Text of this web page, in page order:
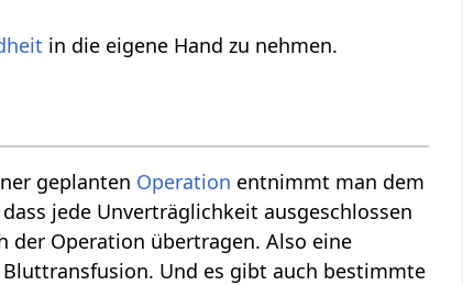
in die eigene Hand zu nehmen.
geplanten Operation entnimmt man dem
jede Unverträglichkeit ausgeschlossen
der Operation übertragen. Also eine
Bluttransfusion. Und es gibt auch bestimmte